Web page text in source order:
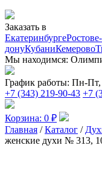
Заказать в
Екатеринбурге
донуКубаниКемерово
Мы находимся:
График работы: Пн-Пт,
+7 (343) 219-90-43 +7
Корзина: 0 ₽
Главная /Каталог /
женские духи № 313,